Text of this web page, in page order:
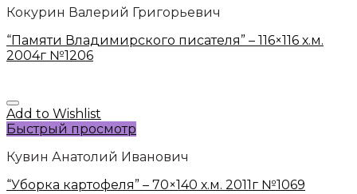
Кокурин Валерий Григорьевич
“Памяти Владимирского писателя” – 116×116 х.м.
2004г №1206
Add to Wishlist
Быстрый просмотр
Кувин Анатолий Иванович
“Уборка картофеля” – 70×140 х.м. 2011г №1069